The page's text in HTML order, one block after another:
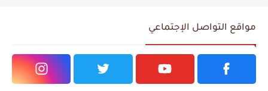
مواقع التواصل الإجتماعي